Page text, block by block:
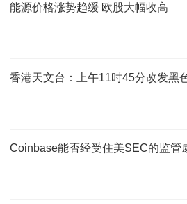
能源价格涨势趋缓 欧股大幅收高
香港天文台：上午11时45分改发黑
Coinbase能否经受住美SEC的监管